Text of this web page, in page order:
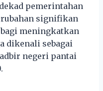
pemerintahan
signifikan
meningkatkan
dikenali sebagai
negeri pantai